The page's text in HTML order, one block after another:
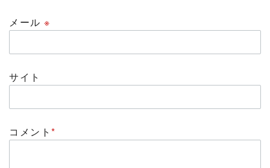
メール※
サイト
コメント*